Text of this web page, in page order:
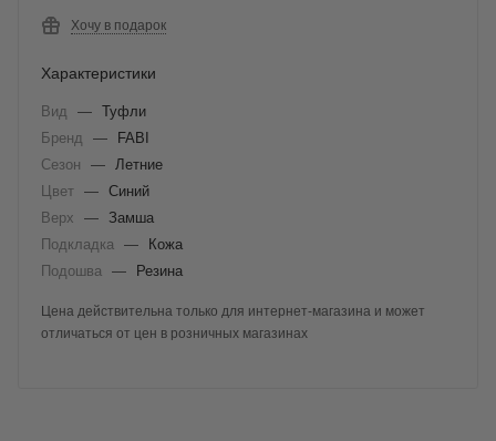
Хочу в подарок
Характеристики
Вид — Туфли
Бренд
—
FABI
Сезон
—
Летние
Цвет — Синий
Верх
— Замша
Подкладка
—
Кожа
Подошва
— Резина
Цена действительна только для интернет-магазина и может
отличаться от цен в розничных магазинах